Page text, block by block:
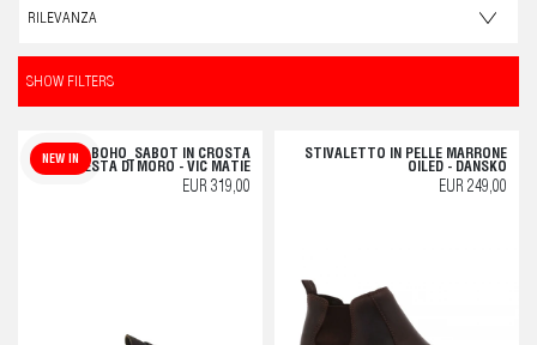
SHOW FILTERS
L06_BOHO_SABOT IN CROSTA
TESTA DI MORO - VIC MATIE
NEW IN
EUR 319,00
STIVALETTO IN PELLE MARRONE
OILED - DANSKO
EUR 249,00